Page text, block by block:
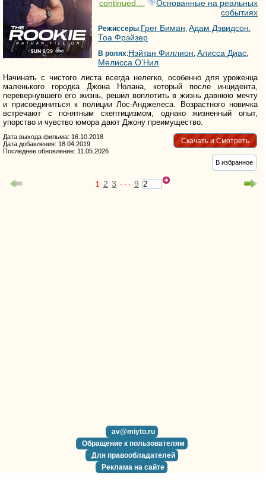
continued...
Основанные на реальных
событиях
Режиссеры:Грег Биман, Адам Дэвидсон,
Тоа Фрэйзер
В ролях:Нэйтан Филлион, Алисса Диас,
Мелисса О’Нил
Начинать с чистого листа всегда нелегко, особенно для уроженца
маленького городка Джона Нолана, который после инцидента,
перевернувшего его жизнь, решил воплотить в жизнь давнюю мечту
и присоединиться к полиции Лос-Анджелеса. Возрастного новичка
встречают с понятным скептицизмом, однако жизненный опыт,
упорство и чувство юмора дают Джону преимущество.
Скачать и Смотреть
Дата выхода фильма: 16.10.2018
Дата добавления: 18.04.2019
Последнее обновление: 11.05.2026
В избранное
1 2 3 · · · 9
av@miyto.ru
Обращение к пользователям
Для правообладателей
Реклама на сайте